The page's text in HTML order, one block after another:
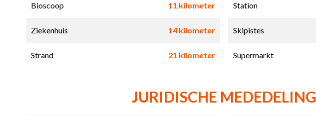
Bioscoop 11 kilometer Station
Ziekenhuis 14 kilometer Skipistes
Strand 21 kilometer Supermarkt
JURIDISCHE MEDEDELING